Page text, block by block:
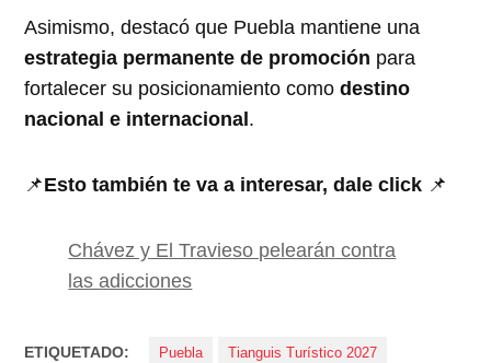
Asimismo, destacó que Puebla mantiene una
estrategia permanente de promoción para
fortalecer su posicionamiento comodestino
nacional e internacional.
📌Esto también te va a interesar, dale click 📌
Chávez y El Travieso pelearán contra
las adicciones
ETIQUETADO: Puebla Tianguis Turístico 2027